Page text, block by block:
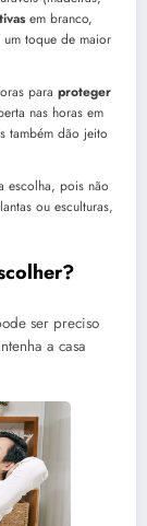
em branco,
toque de maior
para proteger
nas horas em
também dão jeito
escolha, pois não
ou esculturas,
ser preciso
a casa